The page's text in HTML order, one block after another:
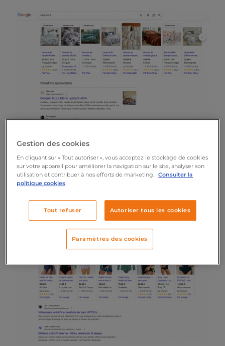
Apparence des résultats de recherche le
26 mars 2026 pour la recherche « linge de
Gestion des cookies
En cliquant sur « Tout autoriser », vous acceptez le stockage de cookies
sur votre appareil pour améliorer la navigation sur le site, analyser son
utilisation et contribuer à nos efforts de marketing. Consulter la
politique cookies
Tout refuser Autoriser tous les cookies
Paramètres des cookies